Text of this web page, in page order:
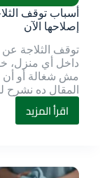
إصلاحها الآن
توقف الثلاجة
داخل أي منزل،
مش شغالة أو أن
المقال ده
اقرأ المزيد